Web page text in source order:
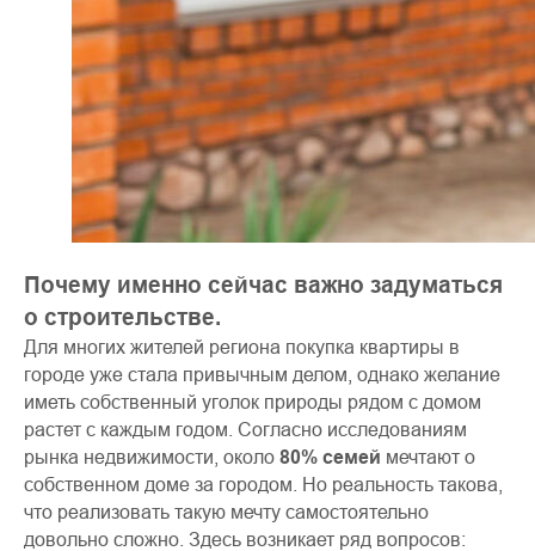
Почему именно сейчас важно задуматься
о строительстве.
Для многих жителей региона покупка квартиры в
городе уже стала привычным делом, однако желание
иметь собственный уголок природы рядом с домом
растет с каждым годом. Согласно исследованиям
рынка недвижимости, около 80% семей мечтают о
собственном доме за городом. Но реальность такова,
что реализовать такую мечту самостоятельно
довольно сложно. Здесь возникает ряд вопросов: